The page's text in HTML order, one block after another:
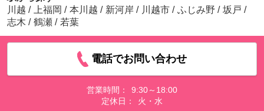
川越 / 上福岡 / 本川越 / 新河岸 / 川越市 / ふじみ野 / 坂戸 /
志木 / 鶴瀬 / 若葉
電話でお問い合わせ
営業時間：
9:30～18:00
定休日：
火・水